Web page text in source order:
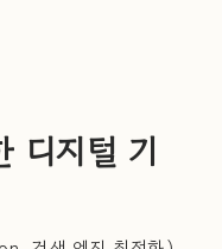
디지털 기